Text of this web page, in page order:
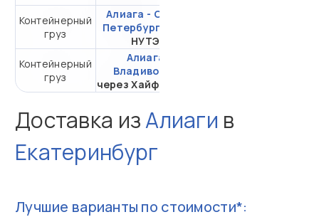
Контейнерный
груз
Алиага - Санкт-
Петербург
НУТЭП
Контейнерный
груз
Алиага -
Владивосток
через Хайфон (Тр.)
Доставка изАлиаги в
Екатеринбург
Лучшие варианты по стоимости*: